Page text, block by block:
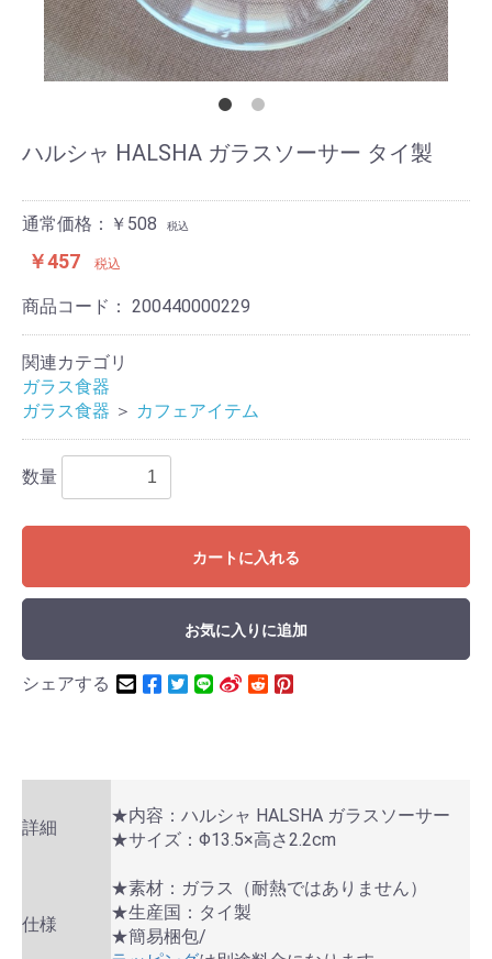
ハルシャ HALSHA ガラスソーサー タイ製
通常価格：￥508 税込
￥457 税込
商品コード： 200440000229
関連カテゴリ
ガラス食器
ガラス食器 ＞ カフェアイテム
数量
カートに入れる
お気に入りに追加
シェアする
詳細
★内容：ハルシャ HALSHA ガラスソーサー
★サイズ：Φ13.5×高さ2.2cm
仕様
★素材：ガラス（耐熱ではありません）
★生産国：タイ製
★簡易梱包/